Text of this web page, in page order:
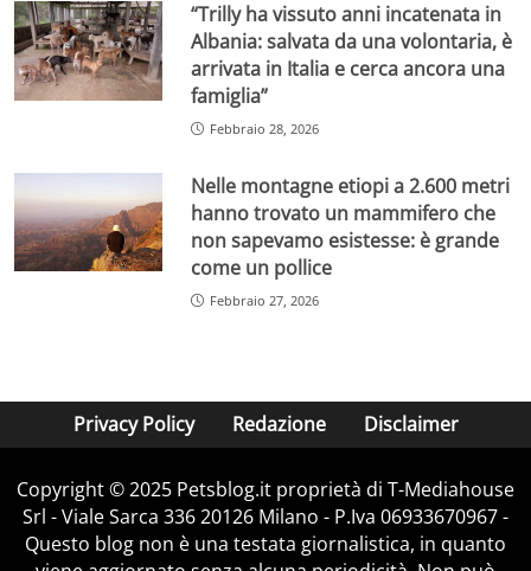
“Trilly ha vissuto anni incatenata in
Albania: salvata da una volontaria, è
arrivata in Italia e cerca ancora una
famiglia”
Febbraio 28, 2026
Nelle montagne etiopi a 2.600 metri
hanno trovato un mammifero che
non sapevamo esistesse: è grande
come un pollice
Febbraio 27, 2026
Privacy Policy Redazione Disclaimer
Copyright © 2025 Petsblog.it proprietà di T-Mediahouse
Srl - Viale Sarca 336 20126 Milano - P.Iva 06933670967 -
Questo blog non è una testata giornalistica, in quanto